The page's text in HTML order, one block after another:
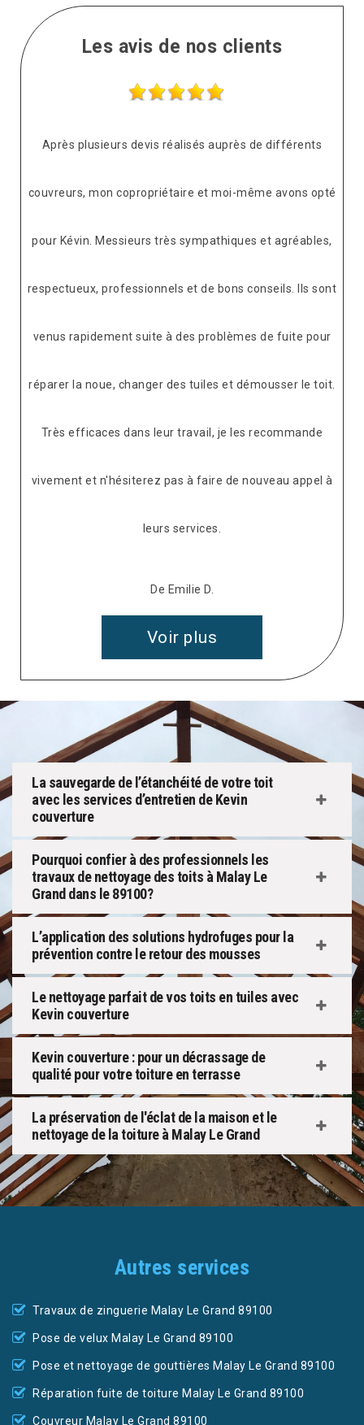
Les avis de nos clients
Après plusieurs devis réalisés auprès de différents
couvreurs, mon copropriétaire et moi-même avons opté
pour Kévin. Messieurs très sympathiques et agréables,
respectueux, professionnels et de bons conseils. Ils sont
venus rapidement suite à des problèmes de fuite pour
réparer la noue, changer des tuiles et démousser le toit.
Très efficaces dans leur travail, je les recommande
vivement et n'hésiterez pas à faire de nouveau appel à
leurs services.
De Emilie D.
Voir plus
La sauvegarde de l’étanchéité de votre toit
avec les services d’entretien de Kevin
couverture
Pourquoi confier à des professionnels les
travaux de nettoyage des toits à Malay Le
Grand dans le 89100?
L’application des solutions hydrofuges pour la
prévention contre le retour des mousses
Le nettoyage parfait de vos toits en tuiles avec
Kevin couverture
Kevin couverture : pour un décrassage de
qualité pour votre toiture en terrasse
La préservation de l'éclat de la maison et le
nettoyage de la toiture à Malay Le Grand
Autres services
Travaux de zinguerie Malay Le Grand 89100
Pose de velux Malay Le Grand 89100
Pose et nettoyage de gouttières Malay Le Grand 89100
Réparation fuite de toiture Malay Le Grand 89100
Couvreur Malay Le Grand 89100